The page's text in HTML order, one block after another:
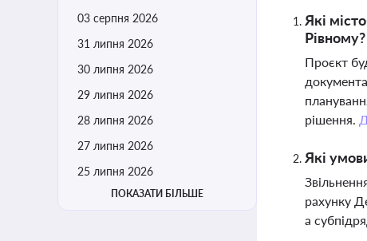
03 серпня 2026
31 липня 2026
30 липня 2026
29 липня 2026
28 липня 2026
27 липня 2026
25 липня 2026
ПОКАЗАТИ БІЛЬШЕ
Які
Рівному?
Проєкт
рішення.
Які
рахунку
а